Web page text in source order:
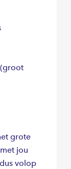
grote
jou
volop